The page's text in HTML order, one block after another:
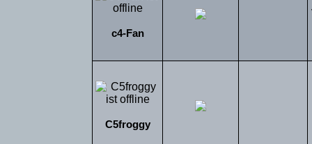
c4-Fan
C5froggy